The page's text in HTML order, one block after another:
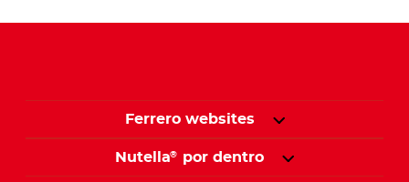
Ferrero websites
Nutella® por dentro